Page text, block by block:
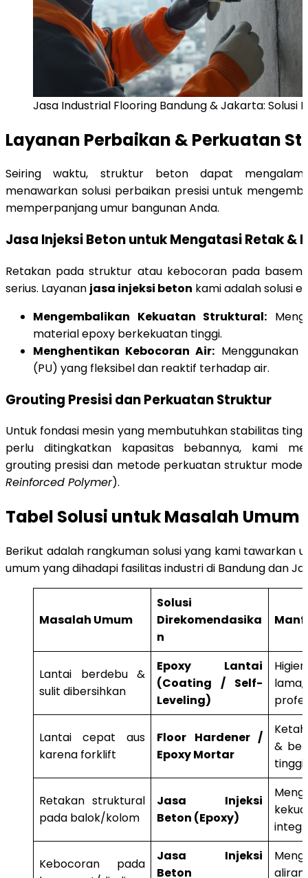
Jasa Industrial Flooring Bandung & Jakarta: Solusi
Layanan Perbaikan & Perkuatan
Seiring waktu, struktur beton dapat
menawarkan solusi perbaikan presisi untuk
memperpanjang umur bangunan Anda.
Jasa Injeksi Beton untuk Mengatasi Retak &
Retakan pada struktur atau kebocoran pada
serius. Layanan jasa injeksi beton kami adalah solusi
Mengembalikan Kekuatan Struktural:
material epoxy berkekuatan tinggi.
Menghentikan Kebocoran Air: Menggunakan
(PU) yang fleksibel dan reaktif terhadap air.
Grouting Presisi dan Perkuatan Struktur
Untuk fondasi mesin yang membutuhkan stabilitas
perlu ditingkatkan kapasitas bebannya, kami
grouting presisi dan metode perkuatan struktur
Reinforced Polymer).
Tabel Solusi untuk Masalah Umum
Berikut adalah rangkuman solusi yang kami tawarkan
umum yang dihadapi fasilitas industri di Bandung dan
Masalah Umum
Solusi
Direkomendasika
n
Lantai berdebu &
sulit dibersihkan
Epoxy Lantai
(Coating / Self-
Leveling)
Lantai cepat aus
karena forklift
Floor Hardener /
Epoxy Mortar
&
tinggi.
Retakan struktural
pada balok/kolom
Jasa Injeksi
Beton (Epoxy)
Kebocoran pada
Jasa Injeksi
Beton